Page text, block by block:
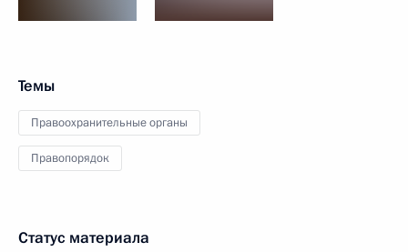
Темы
Правоохранительные органы
Правопорядок
Статус материала